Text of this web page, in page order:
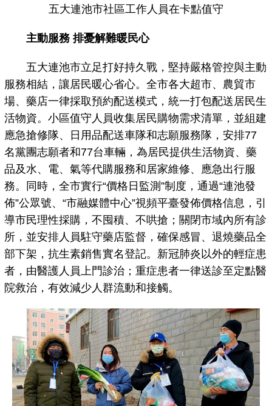
五大連池市社區工作人員在卡點值守
主動服務 排憂解難暖民心
五大連池市立足打好持久戰，堅持嚴格管控與主動
服務相結，讓居民暖心省心。全市各大超市、農貿市
場、藥店一律採取預約配送模式，統一打包配送居民生
活物資。小區值守人員收集居民購物需求清單，並組建
應急搶修隊、日用品配送車隊和志願服務隊，安排77
名黨團志願者和77台車輛，為居民提供生活物資、藥
品及水、電、氣等代購服務和居家維修、應急出行服
務。同時，全市實行“價格日監測”制度，通過“連池發
佈”公眾號、“市融媒體中心”視頻平臺發佈價格信息，引
導市民理性採購，不囤積、不哄搶；關閉市域內所有診
所，並安排人員駐守藥店監督，確保感冒、退燒藥品全
部下架，抗生素銷售實名登記。新冠肺炎以外的輕症患
者，由醫護人員上門診治；重症患者一律送診至定點醫
院救治，有效減少人群流動和接觸。